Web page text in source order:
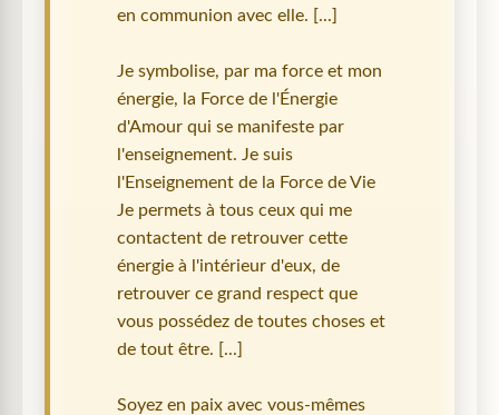
en communion avec elle. [...]
Je symbolise, par ma force et mon
énergie, la Force de l'Énergie
d'Amour qui se manifeste par
l'enseignement. Je suis
l'Enseignement de la Force de Vie
Je permets à tous ceux qui me
contactent de retrouver cette
énergie à l'intérieur d'eux, de
retrouver ce grand respect que
vous possédez de toutes choses et
de tout être. [...]
Soyez en paix avec vous-mêmes